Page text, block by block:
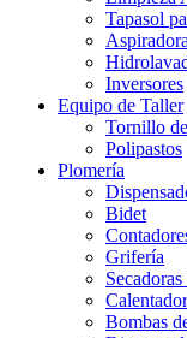
Tapasol
Inversores
Equipo de Taller
Tornillo
Polipastos
Plomería
Bidet
Grifería
Bombas